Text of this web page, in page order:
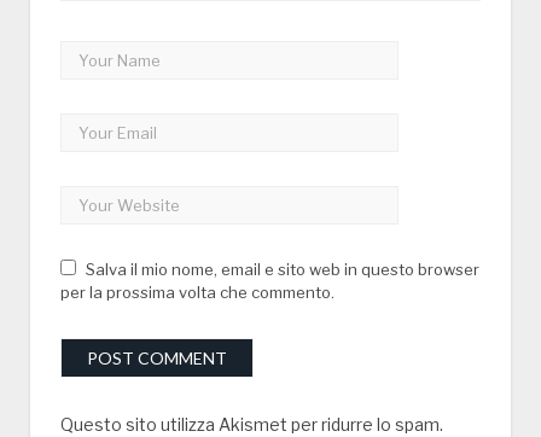
Salva il mio nome, email e sito web in questo browser
per la prossima volta che commento.
Questo sito utilizza Akismet per ridurre lo spam.